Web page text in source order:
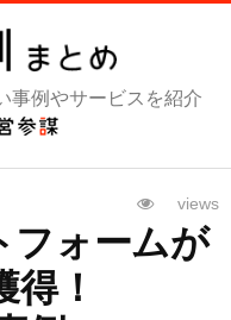
事例やサービスを紹介
views
フォームが
！